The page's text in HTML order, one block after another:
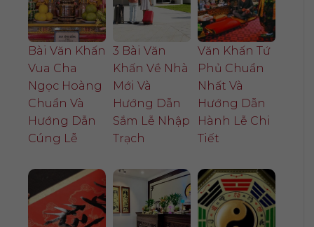
Bài Văn Khấn
Vua Cha
Ngọc Hoàng
Chuẩn Và
Hướng Dẫn
Cúng Lễ
3 Bài Văn
Khấn Về Nhà
Mới Và
Hướng Dẫn
Sắm Lễ Nhập
Trạch
Văn Khấn Tứ
Phủ Chuẩn
Nhất Và
Hướng Dẫn
Hành Lễ Chi
Tiết